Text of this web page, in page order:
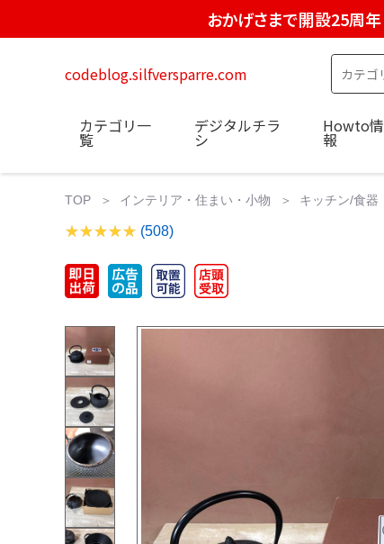
おかげさまで開設25周年
codeblog.silfversparre.com
カテゴリ一
覧
デジタルチラ
シ
Howto情
報
TOP インテリア・住まい・小物 キッチン/食器
(508)